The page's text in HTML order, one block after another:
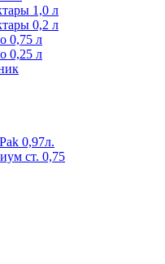
1,0 л
0,2 л
0,75 л
0,25 л
0,97л.
ст. 0,75